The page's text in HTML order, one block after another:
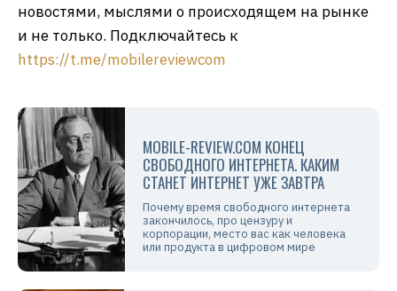
новостями, мыслями о происходящем на рынке
и не только. Подключайтесь к
https://t.me/mobilereviewcom
MOBILE-REVIEW.COM КОНЕЦ
СВОБОДНОГО ИНТЕРНЕТА. КАКИМ
СТАНЕТ ИНТЕРНЕТ УЖЕ ЗАВТРА
Почему время свободного интернета
закончилось, про цензуру и
корпорации, место вас как человека
или продукта в цифровом мире